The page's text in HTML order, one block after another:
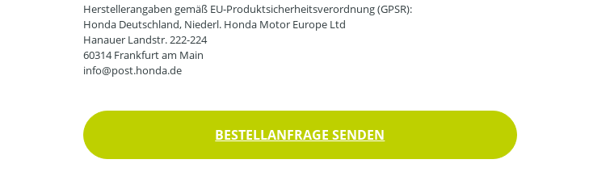
Herstellerangaben gemäß EU-Produktsicherheitsverordnung (GPSR):
Honda Deutschland, Niederl. Honda Motor Europe Ltd
Hanauer Landstr. 222-224
60314 Frankfurt am Main
info@post.honda.de
BESTELLANFRAGE SENDEN